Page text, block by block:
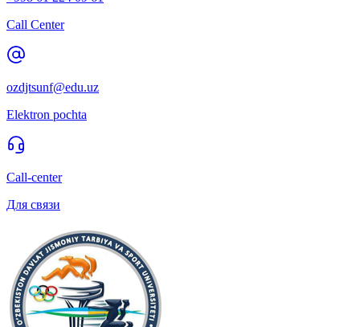
Call Center
ozdjtsunf@edu.uz
Elektron pochta
Call-center
Для связи